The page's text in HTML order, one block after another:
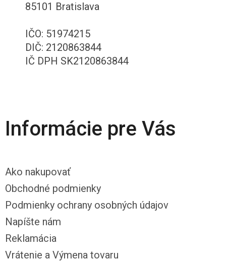
85101 Bratislava
IČO: 51974215
DIČ: 2120863844
IČ DPH SK2120863844
Informácie pre Vás
Ako nakupovať
Obchodné podmienky
Podmienky ochrany osobných údajov
Napíšte nám
Reklamácia
Vrátenie a Výmena tovaru